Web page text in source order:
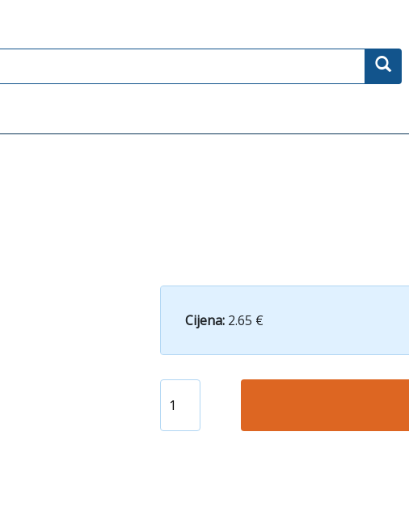
Cijena: 2.65 €